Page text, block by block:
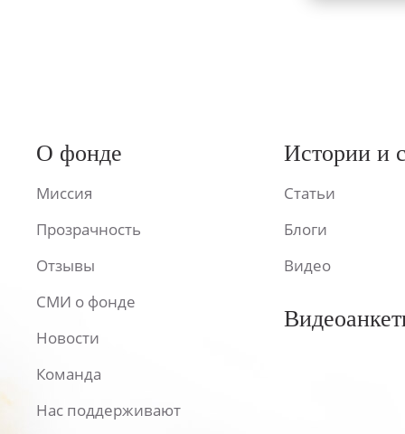
О фонде
Миссия
Прозрачность
Отзывы
СМИ о фонде
Новости
Команда
Нас поддерживают
Истории и
Статьи
Блоги
Видео